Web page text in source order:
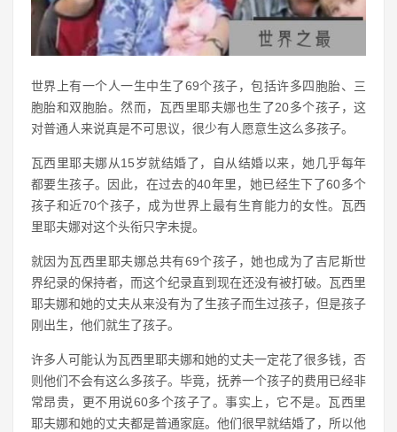
世界上有一个人一生中生了69个孩子，包括许多四胞胎、三
胞胎和双胞胎。然而，瓦西里耶夫娜也生了20多个孩子，这
对普通人来说真是不可思议，很少有人愿意生这么多孩子。
瓦西里耶夫娜从15岁就结婚了，自从结婚以来，她几乎每年
都要生孩子。因此，在过去的40年里，她已经生下了60多个
孩子和近70个孩子，成为世界上最有生育能力的女性。瓦西
里耶夫娜对这个头衔只字未提。
就因为瓦西里耶夫娜总共有69个孩子，她也成为了吉尼斯世
界纪录的保持者，而这个纪录直到现在还没有被打破。瓦西里
耶夫娜和她的丈夫从来没有为了生孩子而生过孩子，但是孩子
刚出生，他们就生了孩子。
许多人可能认为瓦西里耶夫娜和她的丈夫一定花了很多钱，否
则他们不会有这么多孩子。毕竟，抚养一个孩子的费用已经非
常昂贵，更不用说60多个孩子了。事实上，它不是。瓦西里
耶夫娜和她的丈夫都是普通家庭。他们很早就结婚了，所以他